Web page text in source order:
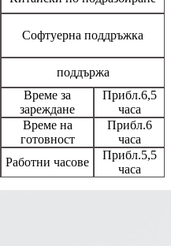
Софтуерна поддръжка
поддържа
Време за
зареждане
Прибл.6,5
часа
Време на
готовност
Прибл.6
часа
Работни часове
Прибл.5,5
часа